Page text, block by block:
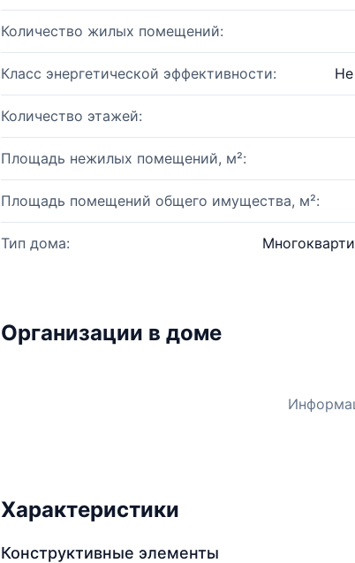
Количество жилых помещений:
Класс энергетической эффективности:
Количество этажей:
Площадь нежилых помещений, м²:
Площадь помещений общего имущества, м²:
Тип дома:
Организации в доме
Характеристики
Конструктивные элементы